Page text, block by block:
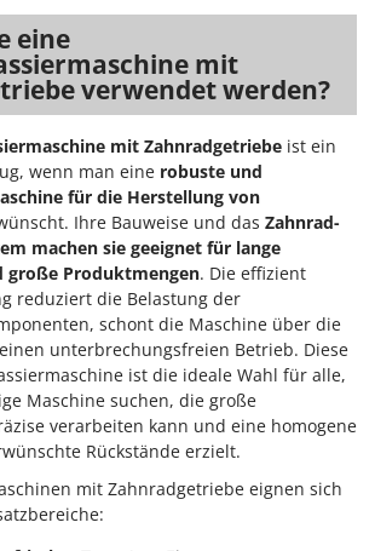
eine
mit
verwendet werden?
mit Zahnradgetriebe ist ein
wenn man eine robuste und
für die Herstellung von
Ihre Bauweise und das Zahnrad-
machen sie geeignet für lange
große Produktmengen. Die effizient
reduziert die Belastung der
schont die Maschine über die
unterbrechungsfreien Betrieb. Diese
ist die ideale Wahl für alle,
Maschine suchen, die große
verarbeiten kann und eine homogene
Rückstände erzielt.
mit Zahnradgetriebe eignen sich